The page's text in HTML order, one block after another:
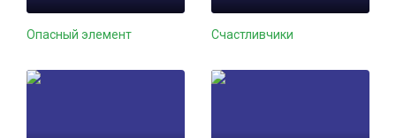
Опасный элемент Счастливчики